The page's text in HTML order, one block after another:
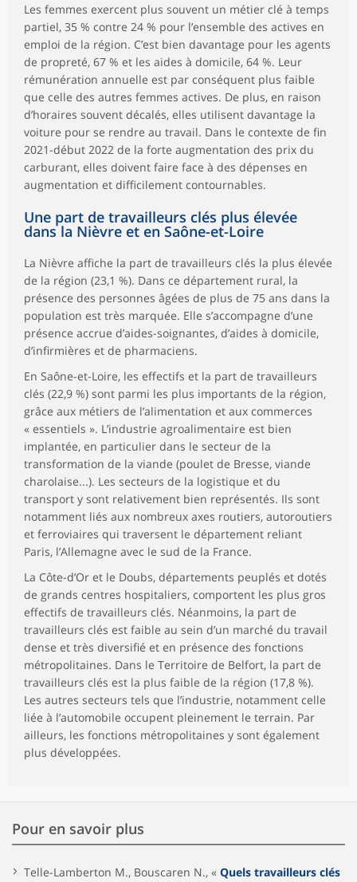
Les femmes exercent plus souvent un métier clé à temps
partiel, 35 % contre 24 % pour l’ensemble des actives en
emploi de la région. C’est bien davantage pour les agents
de propreté, 67 % et les aides à domicile, 64 %. Leur
rémunération annuelle est par conséquent plus faible
que celle des autres femmes actives. De plus, en raison
d’horaires souvent décalés, elles utilisent davantage la
voiture pour se rendre au travail. Dans le contexte de fin
2021-début 2022 de la forte augmentation des prix du
carburant, elles doivent faire face à des dépenses en
augmentation et difficilement contournables.
Une part de travailleurs clés plus élevée
dans la Nièvre et en Saône-et-Loire
La Nièvre affiche la part de travailleurs clés la plus élevée
de la région (23,1 %). Dans ce département rural, la
présence des personnes âgées de plus de 75 ans dans la
population est très marquée. Elle s’accompagne d’une
présence accrue d’aides-soignantes, d’aides à domicile,
d’infirmières et de pharmaciens.
En Saône-et-Loire, les effectifs et la part de travailleurs
clés (22,9 %) sont parmi les plus importants de la région,
grâce aux métiers de l’alimentation et aux commerces
« essentiels ». L’industrie agroalimentaire est bien
implantée, en particulier dans le secteur de la
transformation de la viande (poulet de Bresse, viande
charolaise...). Les secteurs de la logistique et du
transport y sont relativement bien représentés. Ils sont
notamment liés aux nombreux axes routiers, autoroutiers
et ferroviaires qui traversent le département reliant
Paris, l’Allemagne avec le sud de la France.
La Côte-d’Or et le Doubs, départements peuplés et dotés
de grands centres hospitaliers, comportent les plus gros
effectifs de travailleurs clés. Néanmoins, la part de
travailleurs clés est faible au sein d’un marché du travail
dense et très diversifié et en présence des fonctions
métropolitaines. Dans le Territoire de Belfort, la part de
travailleurs clés est la plus faible de la région (17,8 %).
Les autres secteurs tels que l’industrie, notamment celle
liée à l’automobile occupent pleinement le terrain. Par
ailleurs, les fonctions métropolitaines y sont également
plus développées.
Pour en savoir plus
Telle-Lamberton M., Bouscaren N., « Quels travailleurs clés